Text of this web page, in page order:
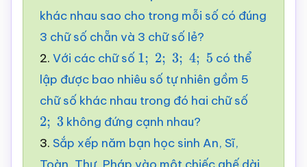
khác nhau sao cho trong mỗi số có đúng
3 chữ số chẵn và 3 chữ số lẻ?
2. Với các chữ số 1;2 3; 4;5
có thể
lập được bao nhiêu số tự nhiên gồm 5
chữ số khác nhau trong đó hai chữ số
2; 3
không đứng cạnh nhau?
3. Sắp xếp năm bạn học sinh An, Sĩ,